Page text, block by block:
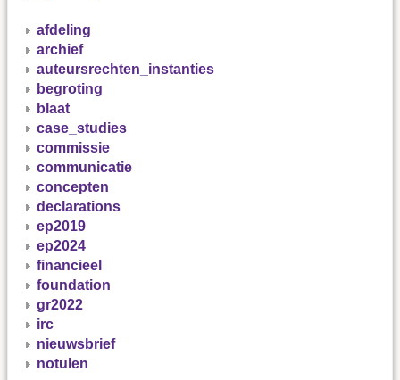
afdeling
archief
auteursrechten_instanties
begroting
blaat
case_studies
commissie
communicatie
concepten
declarations
ep2019
ep2024
financieel
foundation
gr2022
irc
nieuwsbrief
notulen